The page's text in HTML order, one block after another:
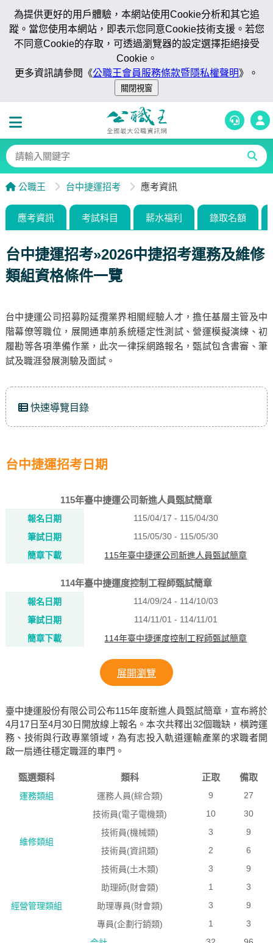
為提供更好的用戶體驗，本網站使用Cookie分析和其它追
蹤。當您使用本網站，即表示您同意Cookie技術支援。若您
不同意Cookie的存取，可透過瀏覽器的設定選擇拒絕接受
Cookie。
更多資訊請參閱《公職王會員服務條款暨隱私權聲明》。
公職王 台中捷運招考 應考資訊
應考資訊 考試科目 薪水福利 錄取名額
台中捷運招考»2026中捷招考運務及維修
類組資格條件一覽
台中捷運公司招募盼延攬業界相關經驗人才，擔任基層主管及中
階幕僚等職位，展開通車前系統穩定性測試、營運模擬演練、初
履勘等各項準備作業，此次一律採網路報名，甄試包含書審、筆
試及職涯發展測驗及面試。
快速導覽目錄
台中捷運招考日期
115年臺中捷運公司新進人員甄試簡章
報名日期
115/04/17 - 115/04/30
筆試日期
115/05/30 - 115/05/30
簡章下載
115年臺中捷運公司新進人員甄試簡章
114年臺中捷運度控制工程師甄試簡章
報名日期
114/09/24 - 114/10/03
筆試日期
114/11/01 - 114/11/01
簡章下載
114年臺中捷運度控制工程師甄試簡章
展開瀏覽
臺中捷運股份有限公司公布115年度新進人員甄試簡章，宣布將於
4月17日至4月30日開放線上報名。本次共釋出32個職缺，橫跨運
務、技術與行政專業領域，為有志投入軌道運輸產業的求職者開
啟一扇通往穩定職涯的車門。
甄選類科 類科 正取 備取
運務類組 運務人員(綜合類) 9 27
維修類組
技術員(電子電機類) 10
30
技術員(機械類)
3
9
技術員(資訊類)
2
6
技術員(土木類)
3 9
經營管理類組
助理師(財會類) 1
3
助理專員(財會類)
3
9
專員(企劃行銷類)
1
3